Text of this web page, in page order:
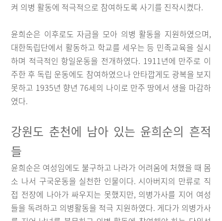
켜 의병 활동에 적극적으로 참여하도록 사기를 진작시켰다.
윤희순은 이후로도 자금을 모아 의병 활동을 지원하였으며,
대한독립단에서 활동하고 학교를 세우는 등 민족교육을 실시
하며 적극적인 항일운동을 전개하였다. 1911년에 만주로 이
주한 후 독립 운동에도 참여하였으나 안타깝게도 광복을 보지
못하고 1935년 향년 76세의 나이로 만주 땅에서 생을 마감하
였다.
강원도 춘천에 남아 있는 윤희순의 흔적
들
윤희순은 여성임에도 불구하고 나라가 어려움에 처했을 때 몸
소 나서 구국운동을 실천한 인물이다. 시아버지의 만류로 직
접 전장에 나아가 싸우지는 못했지만, 의병가사를 지어 여성
들을 독려하고 의병활동을 적극 지원하였다. 게다가 의병가사